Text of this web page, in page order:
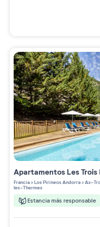
Apartamentos Les
Francia>Los Pirineos Andorra>Ax-
les-Thermes
Estancia más responsable